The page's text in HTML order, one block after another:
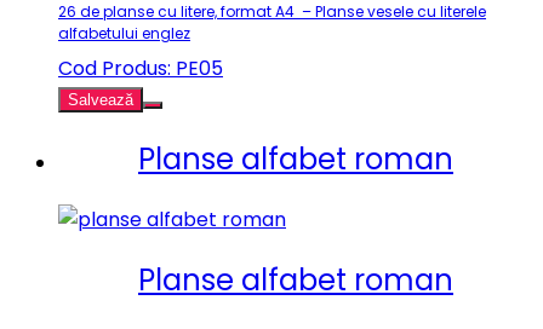
26 de planse cu litere, format A4 – Planse vesele cu literele
alfabetului englez
Cod Produs: PE05
Salvează
Planse alfabet roman
Planse alfabet roman